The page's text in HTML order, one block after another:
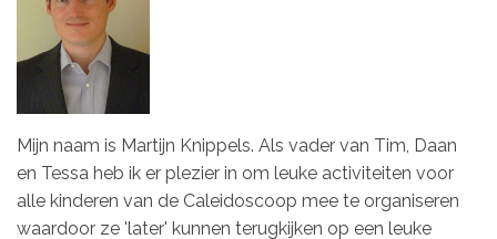
Mijn naam is Martijn Knippels. Als vader van Tim, Daan
en Tessa heb ik er plezier in om leuke activiteiten voor
alle kinderen van de Caleidoscoop mee te organiseren
waardoor ze 'later' kunnen terugkijken op een leuke